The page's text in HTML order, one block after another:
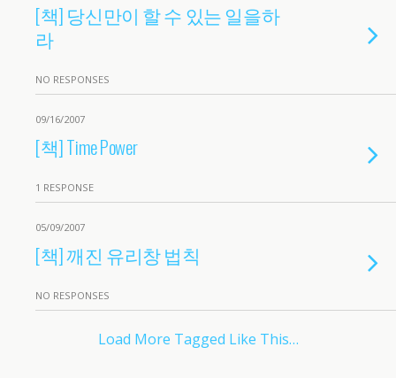
[책] 당신만이 할 수 있는 일을하
라
NO RESPONSES
09/16/2007
[책] Time Power
1 RESPONSE
05/09/2007
[책] 깨진 유리창 법칙
NO RESPONSES
Load More Tagged Like This…